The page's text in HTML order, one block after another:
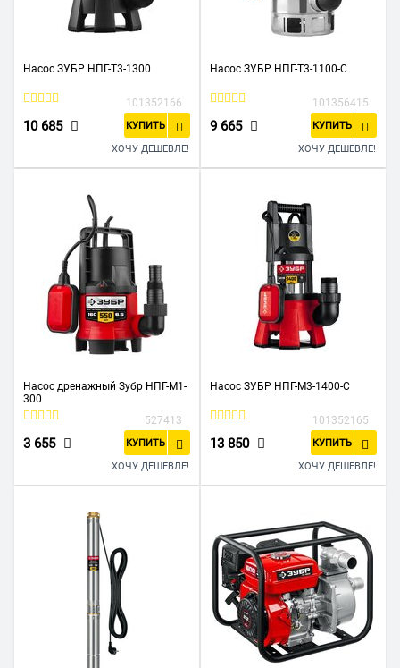
Насос ЗУБР НПГ-Т3-1300
101352166
10 685 КУПИТЬ
ХОЧУ ДЕШЕВЛЕ!
Насос ЗУБР НПГ-Т3-1100-С
101356415
9 665 КУПИТЬ
ХОЧУ ДЕШЕВЛЕ!
Насос дренажный Зубр НПГ-М1-
300
527413
3 655 КУПИТЬ
ХОЧУ ДЕШЕВЛЕ!
Насос ЗУБР НПГ-М3-1400-С
101352165
13 850 КУПИТЬ
ХОЧУ ДЕШЕВЛЕ!